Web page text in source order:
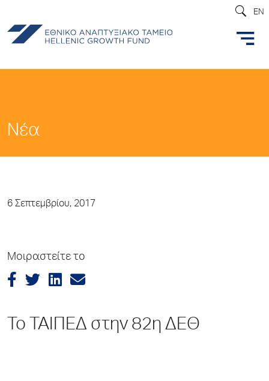
EN
Νέα
6 Σεπτεμβρίου, 2017
Μοιραστείτε το
Το ΤΑΙΠΕΔ στην 82η ΔΕΘ